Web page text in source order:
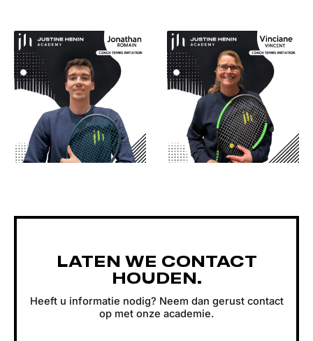
LATEN WE CONTACT
HOUDEN.
Heeft u informatie nodig? Neem dan gerust contact
op met onze academie.